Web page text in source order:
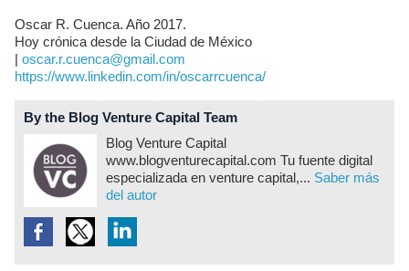
Oscar R. Cuenca. Año 2017.
Hoy crónica desde la Ciudad de México
| oscar.r.cuenca@gmail.com
https://www.linkedin.com/in/oscarrcuenca/
By the Blog Venture Capital Team
Blog Venture Capital
www.blogventurecapital.com Tu fuente digital
especializada en venture capital,... Saber más
del autor